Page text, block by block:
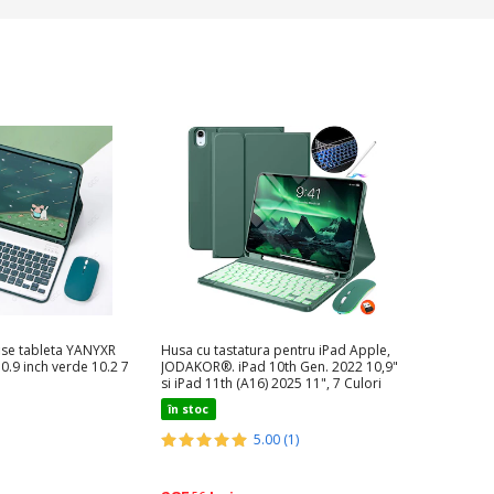
tableta YANYXR
inch verde 10.2 7
Husa cu tastatura pentru iPad Apple,
JODAKOR®. iPad 10th Gen. 2022 10,9"
si iPad 11th (A16) 2025 11", 7 Culori
Iluminata Din Spate, Subtire, Tastatura
Bluetooth Detasabila, Include Mouse,
Stilou Capacitiv, USB-C.Verde inchis
în stoc
5.00 (1)